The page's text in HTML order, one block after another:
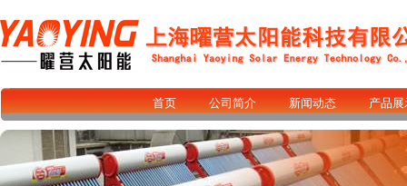
首页 公司简介 新闻动态 产品展